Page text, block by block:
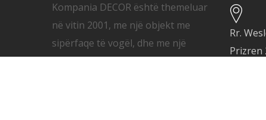
Kompania DECOR është themeluar
në vitin 2001, me një objekt me
sipërfaqe të vogël, dhe me një
numër më të vogël të produkteve në
Rr.
Prizren